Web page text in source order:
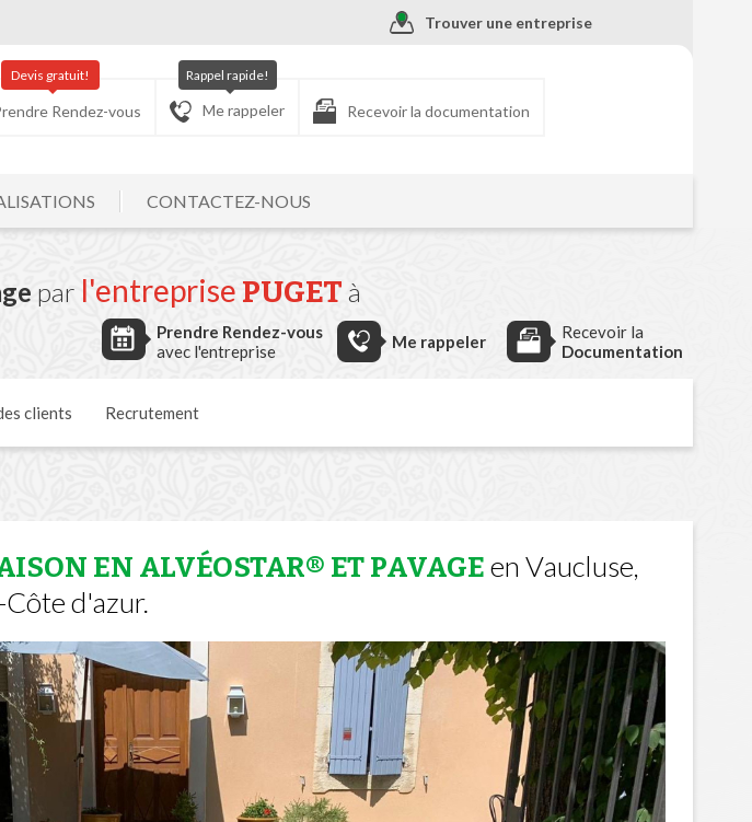
Trouver une entreprise
Rendez-vous
Devis gratuit!
Me rappeler
Rappel rapide!
Recevoir la documentation
CONTACTEZ-NOUS
par l'entreprise PUGET à
Prendre Rendez-vous
avec l'entreprise
Me rappeler
Recevoir la
Documentation
clients Recrutement
EN ALVÉOSTAR® ET PAVAGEen Vaucluse,
d'azur.